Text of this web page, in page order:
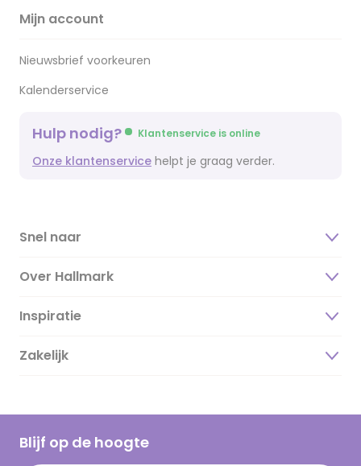
Mijn account
Nieuwsbrief voorkeuren
Kalenderservice
Hulp nodig? Klantenservice is online
Onze klantenservice helpt je graag verder.
Snel naar
Over Hallmark
Over ons
Duurzaamheid
Hallmark Kaartclub
Inspiratie
Magazine
Cadeau inspiratie
Kaartinspiratie
Zakelijk
Blijf op de hoogte